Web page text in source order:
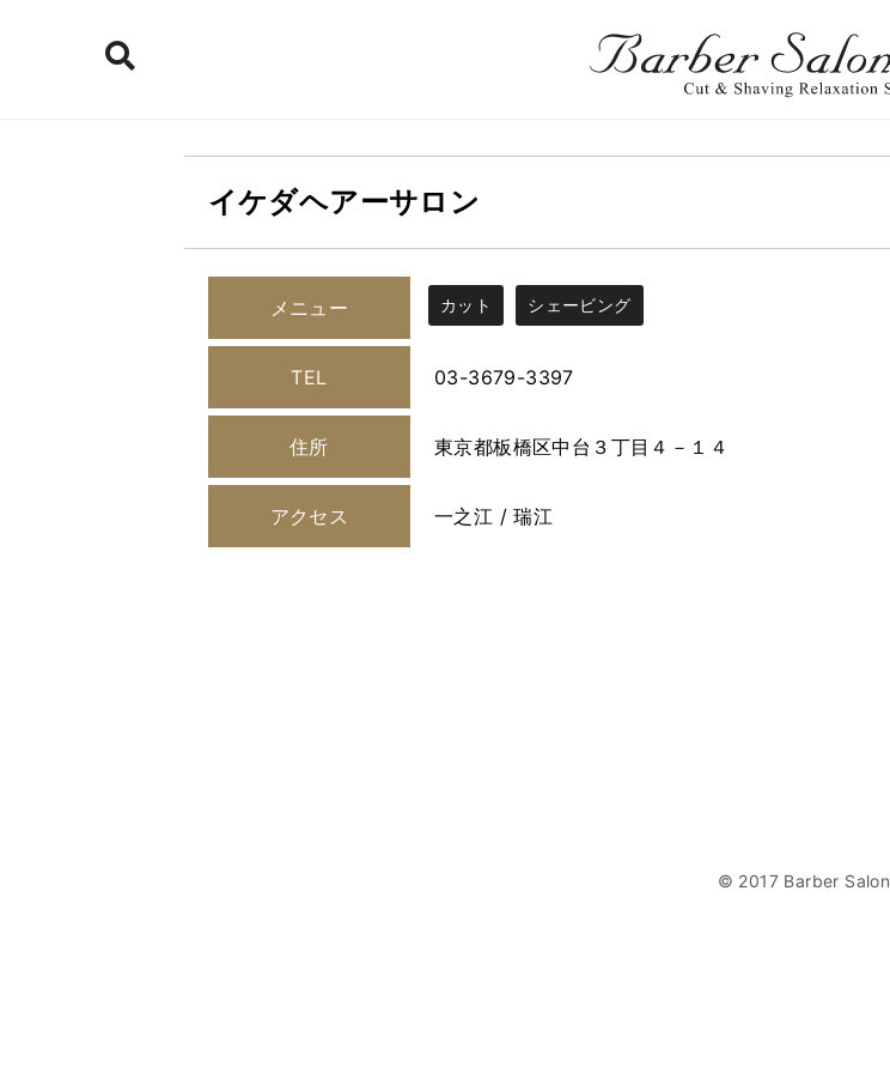
イケダヘアーサロン
メニュー カット シェービング
TEL 03-3679-3397
住所 東京都板橋区中台３丁目４－１４
アクセス 一之江 / 瑞江
© 2017 Barber Salon